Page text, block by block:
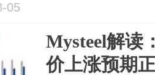
05
Mysteel解读
价上涨预期